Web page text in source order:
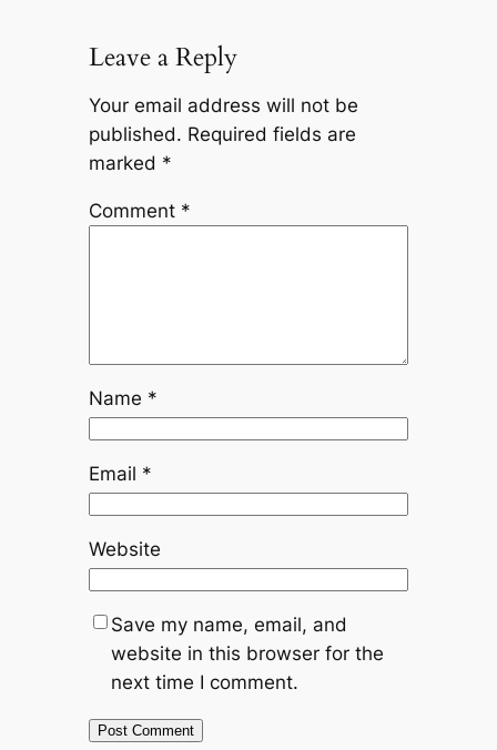
Leave a Reply
Your email address will not be
published. Required fields are
marked *
Comment *
Name *
Email *
Website
Save my name, email, and
website in this browser for the
next time I comment.